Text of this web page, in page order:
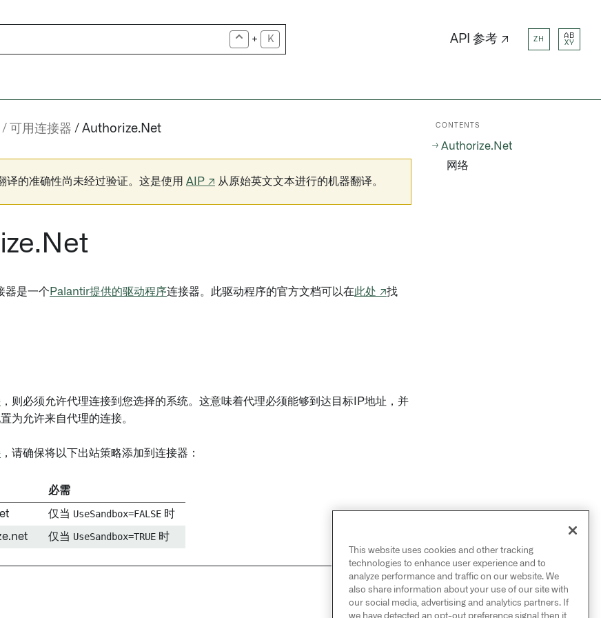
+ K API 参考 ↗ ZH
AB
XY
可用连接器 Authorize.Net
译的准确性尚未经过验证。这是使用 AIP ↗ 从原始英文文本进行的机器翻译。
器是一个 Palantir提供的驱动程序连接器。此驱动程序的官方文档可以在此处 ↗找
，则必须允许代理连接到您选择的系统。这意味着代理必须能够到达目标IP地址，并
为允许来自代理的连接。
，请确保将以下出站策略添加到连接器：
必需
仅当 UseSandbox=FALSE 时
仅当 UseSandbox=TRUE 时
NEXT
Avalara→
CONTENTS
Authorize.Net
网络
This website uses cookies and other tracking
technologies to enhance user experience and to
analyze performance and traffic on our website. We
also share information about your use of our site with
our social media, advertising and analytics partners. If
we have detected an opt-out preference signal then it